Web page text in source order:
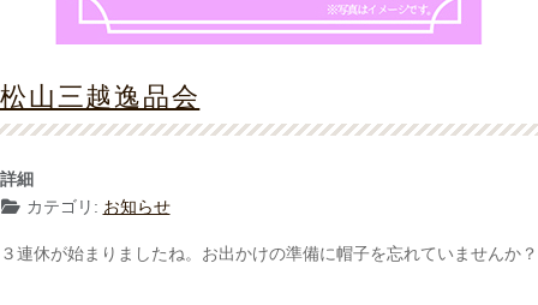
松山三越逸品会
詳細
カテゴリ: お知らせ
３連休が始まりましたね。お出かけの準備に帽子を忘れていませんか？